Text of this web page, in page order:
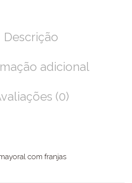
Descrição
adicional
(0)
com franjas